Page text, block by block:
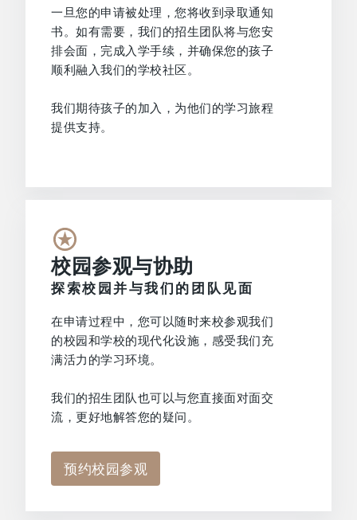
一旦您的申请被处理，您将收到录取通知
书。如有需要，我们的招生团队将与您安
排会面，完成入学手续，并确保您的孩子
顺利融入我们的学校社区。
我们期待孩子的加入，为他们的学习旅程
提供支持。
校园参观与协助
探索校园并与我们的团队见面
在申请过程中，您可以随时来校参观我们
的校园和学校的现代化设施，感受我们充
满活力的学习环境。
我们的招生团队也可以与您直接面对面交
流，更好地解答您的疑问。
预约校园参观